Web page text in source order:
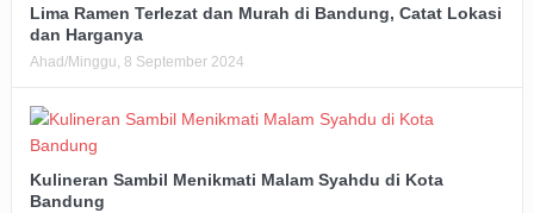
Lima Ramen Terlezat dan Murah di Bandung, Catat Lokasi
dan Harganya
Ahad/Minggu, 8 September 2024
Kulineran Sambil Menikmati Malam Syahdu di Kota
Bandung